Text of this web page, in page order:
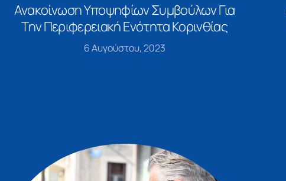
Ανακοίνωση Υποψηφίων Συμβούλων Για
Την Περιφερειακή Ενότητα Κορινθίας
6 Αυγούστου, 2023